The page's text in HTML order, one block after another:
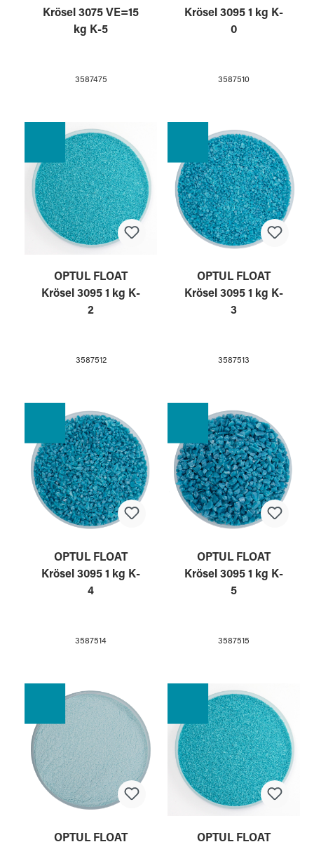
Krösel 3075 VE=15
kg K-5
3587475
Krösel 3095 1 kg K-
0
3587510
OPTUL FLOAT
Krösel 3095 1 kg K-
2
3587512
OPTUL FLOAT
Krösel 3095 1 kg K-
3
3587513
OPTUL FLOAT
Krösel 3095 1 kg K-
4
3587514
OPTUL FLOAT
Krösel 3095 1 kg K-
5
3587515
OPTUL FLOAT
OPTUL FLOAT